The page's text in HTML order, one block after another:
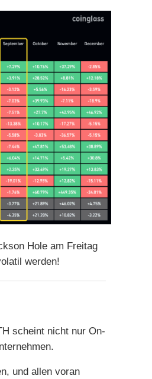
Hole am Freitag
werden!
scheint nicht nur On-
und allen voran